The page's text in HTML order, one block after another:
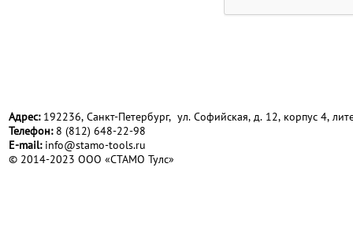
Адрес:192236, Санкт-Петербург, ул. Софийская, д. 12, корпус 4,
Телефон:8 (812) 648-22-98
Е-mail: info@stamo-tools.ru
© 2014-2023 ООО «СТАМО Тулс»